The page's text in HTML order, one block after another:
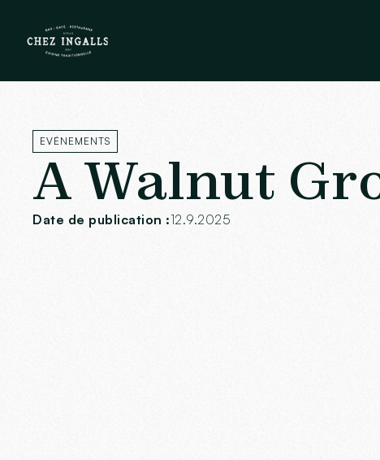
EVÉNEMENTS
A Walnut
Date de publication :12.9.2025